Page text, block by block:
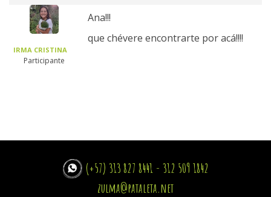
IRMA CRISTINA
Participante
Ana!!!
que chévere encontrarte por acá!!!!
(+57) 313 827 8441 - 312 509 1842
zulma@pataleta.net